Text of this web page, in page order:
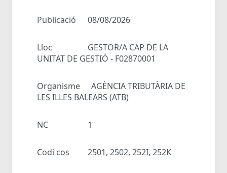
Publicació 08/08/2026
Lloc
GESTOR/A CAP DE LA
UNITAT DE GESTIÓ - F02870001
Organisme
AGÈNCIA TRIBUTÀRIA DE
LES ILLES BALEARS (ATB)
NC 1
Codi cos 2501, 2502, 252I, 252K